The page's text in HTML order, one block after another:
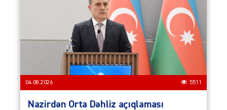
04.08.2026 5511
Nazirdən Orta Dəhliz açıqlaması